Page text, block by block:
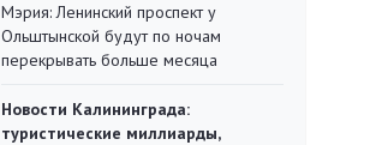
Мэрия: Ленинский проспект у
Ольштынской будут по ночам
перекрывать больше месяца
Новости Калининграда:
туристические миллиарды,